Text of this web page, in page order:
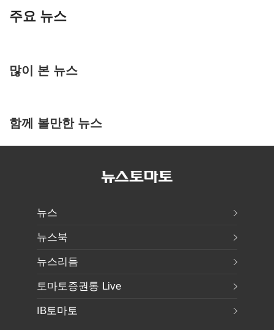
주요 뉴스
많이 본 뉴스
함께 볼만한 뉴스
뉴스
뉴스북
뉴스리듬
토마토증권통 Live
IB토마토